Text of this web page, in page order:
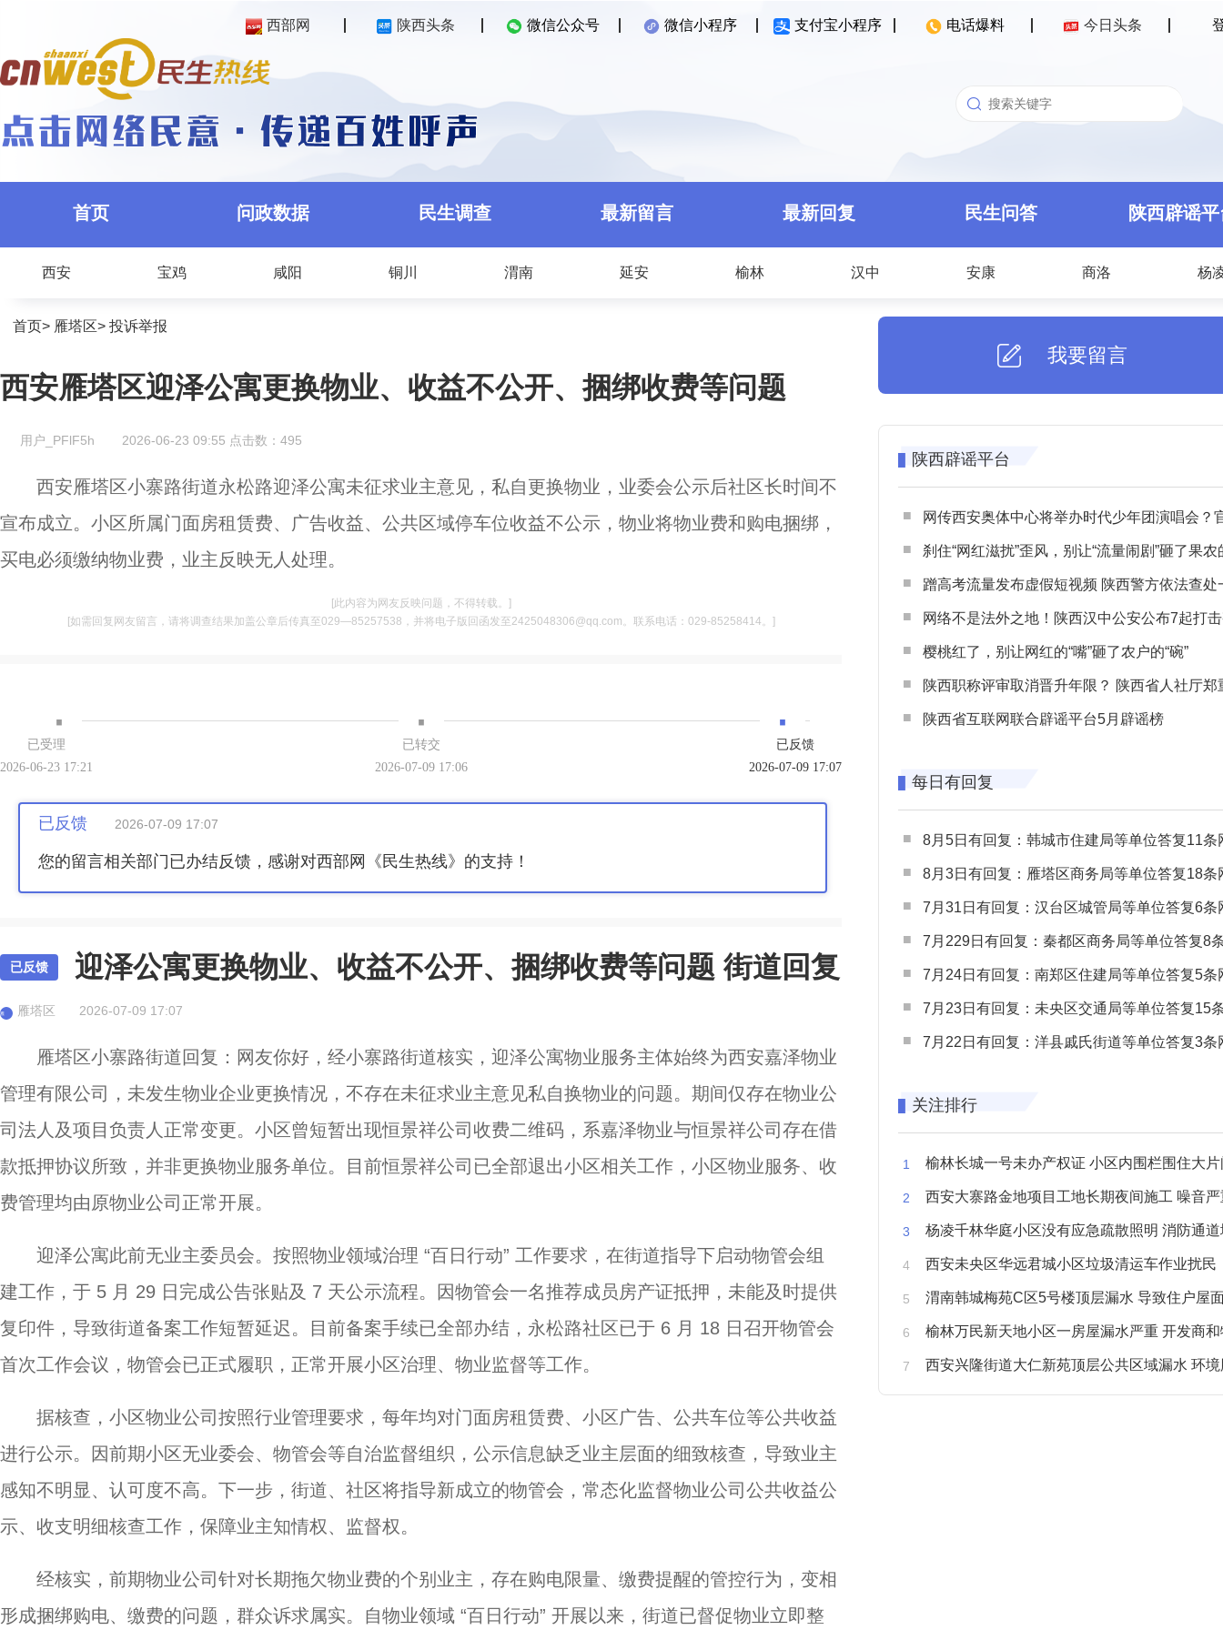
西部网 陕西头条 微信公众号 微信小程序 支付宝小程序 电话爆料 今日头条
首页 问政数据 民生调查 最新留言 最新回复 民生问答 陕西辟谣
西安 宝鸡 咸阳 铜川 渭南 延安 榆林 汉中 安康 商洛 杨
首页> 雁塔区> 投诉举报
西安雁塔区迎泽公寓更换物业、收益不公开、捆绑收费等问题
用户_PFlF5h 2026-06-23 09:55 点击数： 495
西安雁塔区小寨路街道永松路迎泽公寓未征求业主意见，私自更换物业，业委会公示后社区长时间不
宣布成立。小区所属门面房租赁费、广告收益、公共区域停车位收益不公示，物业将物业费和购电捆绑，
买电必须缴纳物业费，业主反映无人处理。
[此内容为网友反映问题，不得转载。]
[如需回复网友留言，请将调查结果加盖公章后传真至029—85257538，并将电子版回函发至2425048306@qq.com。联系电话：029-85258414。]
· · ·
已受理
2026-06-23 17:21
已转交
2026-07-09 17:06
已反馈
2026-07-09 17:07
已反馈 2026-07-09 17:07
您的留言相关部门已办结反馈，感谢对西部网《民生热线》的支持！
已反馈 迎泽公寓更换物业、收益不公开、捆绑收费等问题 街道回复
雁 雁塔区 2026-07-09 17:07
雁塔区小寨路街道回复：网友你好，经小寨路街道核实，迎泽公寓物业服务主体始终为西安嘉泽物业
管理有限公司，未发生物业企业更换情况，不存在未征求业主意见私自换物业的问题。期间仅存在物业公
司法人及项目负责人正常变更。小区曾短暂出现恒景祥公司收费二维码，系嘉泽物业与恒景祥公司存在借
款抵押协议所致，并非更换物业服务单位。目前恒景祥公司已全部退出小区相关工作，小区物业服务、收
费管理均由原物业公司正常开展。
迎泽公寓此前无业主委员会。按照物业领域治理 “百日行动” 工作要求，在街道指导下启动物管会组
建工作，于 5 月 29 日完成公告张贴及 7 天公示流程。因物管会一名推荐成员房产证抵押，未能及时提供
复印件，导致街道备案工作短暂延迟。目前备案手续已全部办结，永松路社区已于 6 月 18 日召开物管会
首次工作会议，物管会已正式履职，正常开展小区治理、物业监督等工作。
据核查，小区物业公司按照行业管理要求，每年均对门面房租赁费、小区广告、公共车位等公共收益
进行公示。因前期小区无业委会、物管会等自治监督组织，公示信息缺乏业主层面的细致核查，导致业主
感知不明显、认可度不高。下一步，街道、社区将指导新成立的物管会，常态化监督物业公司公共收益公
示、收支明细核查工作，保障业主知情权、监督权。
经核实，前期物业公司针对长期拖欠物业费的个别业主，存在购电限量、缴费提醒的管控行为，变相
形成捆绑购电、缴费的问题，群众诉求属实。自物业领域 “百日行动” 开展以来，街道已督促物业立即整
我要留言
陕西辟谣平台
网传西安奥体中心将举办时代少年团演唱会？官方回应：纯
刹住“网红滋扰”歪风，别让“流量闹剧”砸了果农
蹭高考流量发布虚假短视频 陕西警方依法查处一起涉高考网络
网络不是法外之地！陕西汉中公安公布7起打击整治网谣网暴典型
樱桃红了，别让网红的“嘴”砸了农户的“碗”
陕西职称评审取消晋升年限？ 陕西省人社厅郑重声明 谨防职称评审不实言
陕西省互联网联合辟谣平台5月辟谣榜
每日有回复
8月5日有回复：韩城市住建局等单位答复11条网民
8月3日有回复：雁塔区商务局等单位答复18条网民
7月31日有回复：汉台区城管局等单位答复6条网民
7月229日有回复：秦都区商务局等单位答复8条网民
7月24日有回复：南郑区住建局等单位答复5条网民
7月23日有回复：未央区交通局等单位答复15条网民
7月22日有回复：洋县戚氏街道等单位答复3条网民
关注排行
榆林长城一号未办产权证 小区内围栏围住大片闲置
西安大寨路金地项目工地长期夜间施工 噪音严重
杨凌千林华庭小区没有应急疏散照明 消防通
西安未央区华远君城小区垃圾清运车作业扰民
渭南韩城梅苑C区5号楼顶层漏水 导致住户屋面被
榆林万民新天地小区一房屋漏水严重 开发商和物业不予
西安兴隆街道大仁新苑顶层公共区域漏水 环